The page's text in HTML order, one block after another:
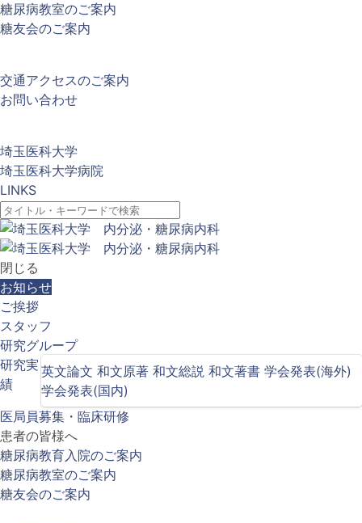
糖尿病教室のご案内
糖友会のご案内
交通アクセスのご案内
お問い合わせ
埼玉医科大学
埼玉医科大学病院
LINKS
閉じる
お知らせ
ご挨拶
スタッフ
研究グループ
研究実
績
英文論文 和文原著 和文総説 和文著書 学会発表(海外)
学会発表(国内)
医局員募集・臨床研修
患者の皆様へ
糖尿病教育入院のご案内
糖尿病教室のご案内
糖友会のご案内